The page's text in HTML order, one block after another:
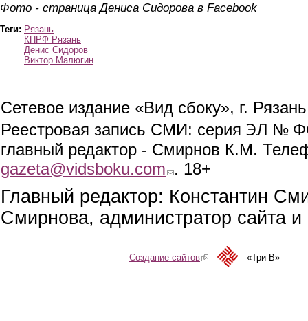
Фото - страница Дениса Сидорова в Facebook
Теги: Рязань
КПРФ Рязань
Денис Сидоров
Виктор Малюгин
Сетевое издание «Вид сбоку», г.
Реестровая запись СМИ: серия ЭЛ №
главный редактор - Смирнов К.М.
gazeta@vidsboku.com (link sends e-mail)
. 18+
Главный редактор: Константин
Смирнова, администратор сайта
Создание сайтов(link is external)«Три-В»